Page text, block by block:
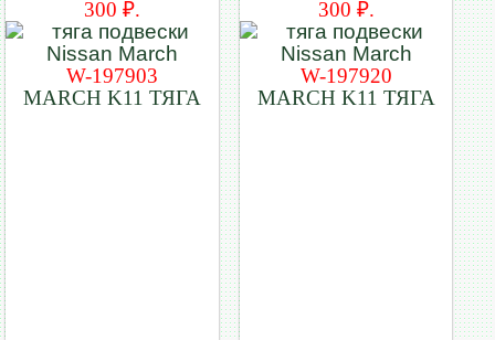
300 ₽.
W-197903
MARCH K11 ТЯГА
300 ₽.
W-197920
MARCH K11 ТЯГА